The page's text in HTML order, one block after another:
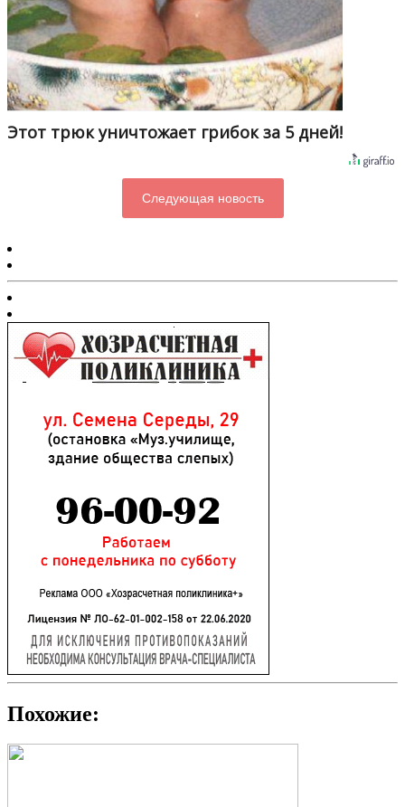
Этот трюк уничтожает грибок за 5 дней!
Следующая новость
Похожие: